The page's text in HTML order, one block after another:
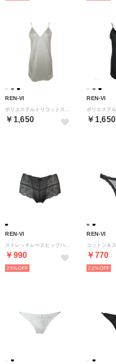
REN-VI
￥1,650
REN-VI
￥1,650
REN-VI
￥990
25%
REN-VI
￥770
22%